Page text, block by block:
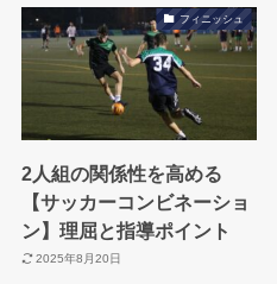
フィニッシュ
2人組の関係性を高める
【サッカーコンビネーショ
ン】理屈と指導ポイント
2025年8月20日